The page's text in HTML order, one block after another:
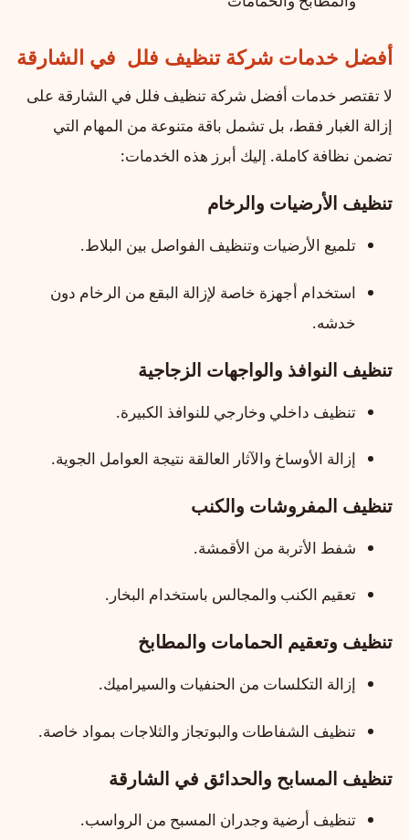
أفضل خدمات شركة تنظيف فلل في الشارقة
لا تقتصر خدمات أفضل شركة تنظيف فلل في الشارقة على
إزالة الغبار فقط، بل تشمل باقة متنوعة من المهام التي
تضمن نظافة كاملة. إليك أبرز هذه الخدمات:
تنظيف الأرضيات والرخام
تلميع الأرضيات وتنظيف الفواصل بين البلاط.
استخدام أجهزة خاصة لإزالة البقع من الرخام دون
خدشه.
تنظيف النوافذ والواجهات الزجاجية
تنظيف داخلي وخارجي للنوافذ الكبيرة.
إزالة الأوساخ والآثار العالقة نتيجة العوامل الجوية.
تنظيف المفروشات والكنب
شفط الأتربة من الأقمشة.
تعقيم الكنب والمجالس باستخدام البخار.
تنظيف وتعقيم الحمامات والمطابخ
إزالة التكلسات من الحنفيات والسيراميك.
تنظيف الشفاطات والبوتجاز والثلاجات بمواد خاصة.
تنظيف المسابح والحدائق في الشارقة
تنظيف أرضية وجدران المسبح من الرواسب.